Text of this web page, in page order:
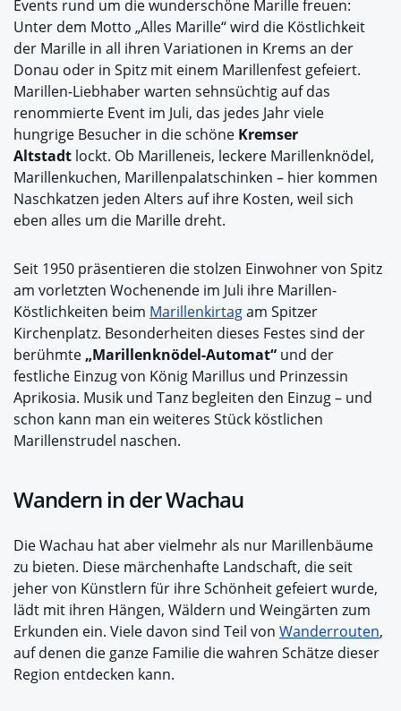
Events rund um die wunderschöne Marille freuen:
Unter dem Motto „Alles Marille“ wird die Köstlichkeit
der Marille in all ihren Variationen in Krems an der
Donau oder in Spitz mit einem Marillenfest gefeiert.
Marillen-Liebhaber warten sehnsüchtig auf das
renommierte Event im Juli, das jedes Jahr viele
hungrige Besucher in die schöne Kremser
Altstadt lockt. Ob Marilleneis, leckere Marillenknödel,
Marillenkuchen, Marillenpalatschinken – hier kommen
Naschkatzen jeden Alters auf ihre Kosten, weil sich
eben alles um die Marille dreht.
Seit 1950 präsentieren die stolzen Einwohner von Spitz
am vorletzten Wochenende im Juli ihre Marillen-
Köstlichkeiten beim Marillenkirtagam Spitzer
Kirchenplatz. Besonderheiten dieses Festes sind der
berühmte „Marillenknödel-Automat“ und der
festliche Einzug von König Marillus und Prinzessin
Aprikosia. Musik und Tanz begleiten den Einzug – und
schon kann man ein weiteres Stück köstlichen
Marillenstrudel naschen.
Wandern in der Wachau
Die Wachau hat aber vielmehr als nur Marillenbäume
zu bieten. Diese märchenhafte Landschaft, die seit
jeher von Künstlern für ihre Schönheit gefeiert wurde,
lädt mit ihren Hängen, Wäldern und Weingärten zum
Erkunden ein. Viele davon sind Teil von Wanderrouten,
auf denen die ganze Familie die wahren Schätze dieser
Region entdecken kann.